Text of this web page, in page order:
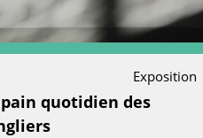
Exposition
quotidien des